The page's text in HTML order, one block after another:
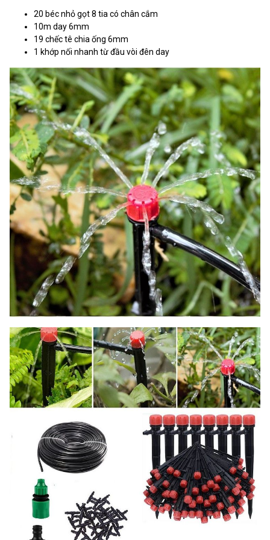
20 béc nhỏ gọt 8 tia có chân cắm
10m day 6mm
19 chếc tê chia ống 6mm
1 khớp nối nhanh từ đầu vòi đên day